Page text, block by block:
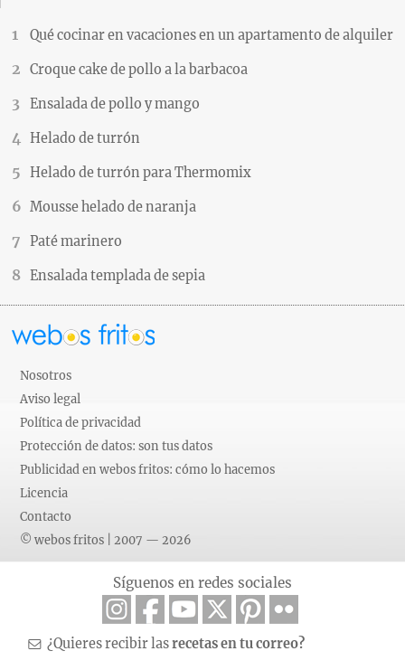
Qué cocinar en vacaciones en un apartamento de alquiler
Croque cake de pollo a la barbacoa
Ensalada de pollo y mango
Helado de turrón
Helado de turrón para Thermomix
Mousse helado de naranja
Paté marinero
Ensalada templada de sepia
Nosotros
Aviso legal
Política de privacidad
Protección de datos: son tus datos
Publicidad en webos fritos: cómo lo hacemos
Licencia
Contacto
© webos fritos | 2007 — 2026
Síguenos en redes sociales
¿Quieres recibir lasrecetas en tu correo?